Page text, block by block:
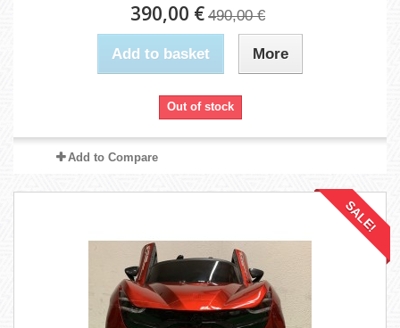
390,00 € 490,00 €
Add to basket More
Out of stock
Add to Compare
SALE!